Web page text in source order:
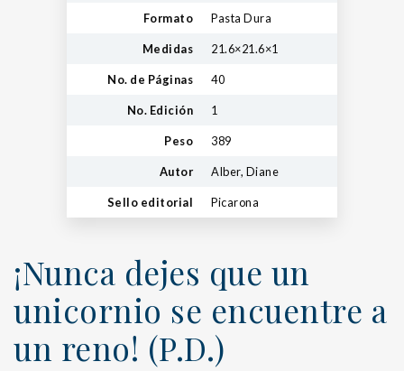
Formato Pasta Dura
Medidas 21.6×21.6×1
No. de Páginas 40
No. Edición 1
Peso 389
Autor Alber, Diane
Sello editorial Picarona
¡Nunca dejes que un
unicornio se encuentre a
un reno! (P.D.)